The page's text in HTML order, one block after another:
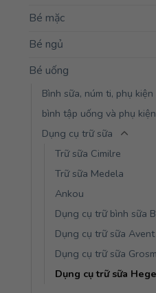
Bé mặc
Bé ngủ
Bé uống
Bình sữa, núm ti, phụ kiện
bình tập uống và phụ kiện
Dụng cụ trữ sữa
Trữ sữa Cimilre
Trữ sữa Medela
Ankou
Dụng cụ trữ bình sữa
Dụng cụ trữ sữa Avent
Dụng cụ trữ sữa
Dụng cụ trữ sữa